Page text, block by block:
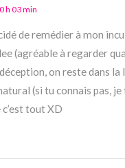
h 03 min
de remédier à mon
(agréable à regarder
on reste dans
(si tu connais pas,
tout XD